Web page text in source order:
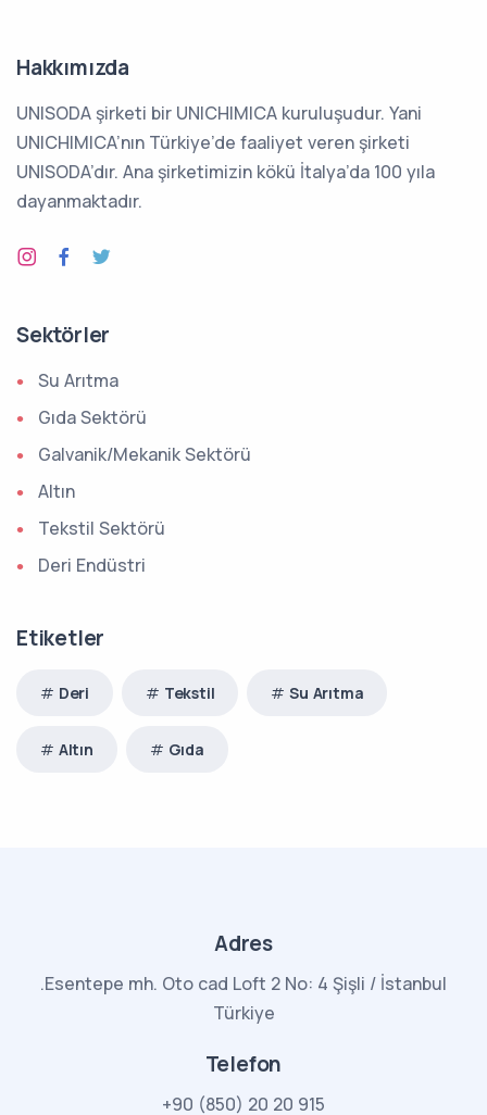
Hakkımızda
UNISODA şirketi bir UNICHIMICA kuruluşudur. Yani
UNICHIMICA’nın Türkiye’de faaliyet veren şirketi
UNISODA’dır. Ana şirketimizin kökü İtalya’da 100 yıla
dayanmaktadır.
Sektörler
Su Arıtma
Gıda Sektörü
Galvanik/Mekanik Sektörü
Altın
Tekstil Sektörü
Deri Endüstri
Etiketler
Deri Tekstil Su Arıtma
Altın Gıda
Adres
.Esentepe mh. Oto cad Loft 2 No: 4 Şişli / İstanbul
Türkiye
Telefon
+90 (850) 20 20 915